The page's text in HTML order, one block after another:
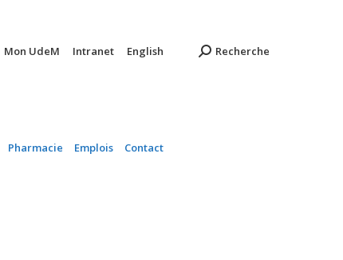
Mon UdeM Intranet English Recherche
Pharmacie Emplois Contact